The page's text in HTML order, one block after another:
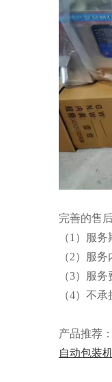
完善的售
（1）服
（2）服
（3）服
（4）不
产品推荐
自动包装